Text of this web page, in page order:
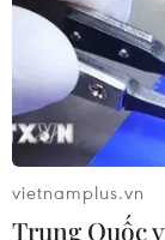
09/08/2026 04:21
Hành trình
trở về
09/08/2026 04:05
vietnamplus.vn
Trung Quốc